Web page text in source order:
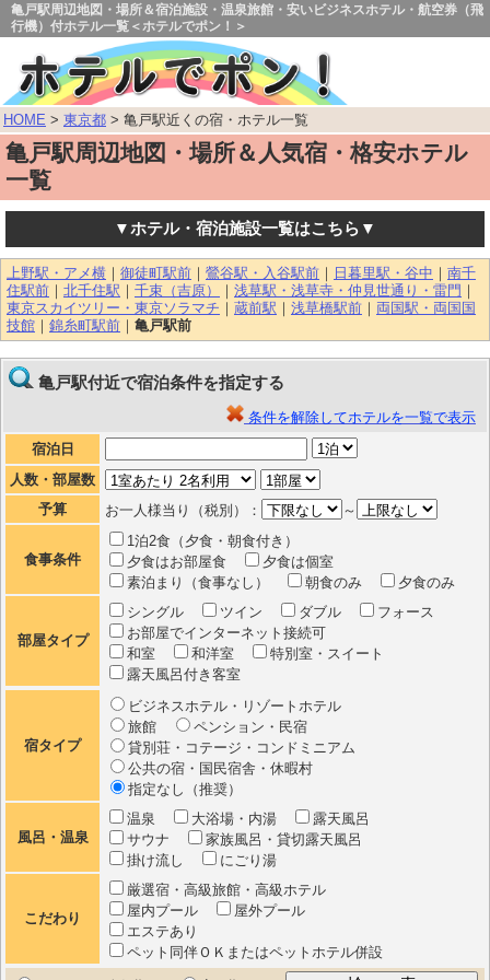
亀戸駅周辺地図・場所＆宿泊施設・温泉旅館・安いビジネスホテル・航空券（飛
行機）付ホテル一覧＜ホテルでポン！＞
HOME > 東京都 > 亀戸駅近くの宿・ホテル一覧
亀戸駅周辺地図・場所＆人気宿・格安ホテル
一覧
▼ホテル・宿泊施設一覧はこちら▼
上野駅・アメ横 ｜ 御徒町駅前 ｜ 鶯谷駅・入谷駅前 ｜ 日暮里駅・谷中 ｜ 南千
住駅前 ｜ 北千住駅 ｜ 千束（吉原） ｜ 浅草駅・浅草寺・仲見世通り・雷門 ｜
東京スカイツリー・東京ソラマチ ｜ 蔵前駅 ｜ 浅草橋駅前 ｜ 両国駅・両国国
技館 ｜ 錦糸町駅前 ｜ 亀戸駅前
亀戸駅付近で宿泊条件を指定する
条件を解除してホテルを一覧で表示
宿泊日
人数・部屋数
予算
お一人様当り（税別）： ～
食事条件
1泊2食（夕食・朝食付き）
夕食はお部屋食
夕食は個室
素泊まり（食事なし）
朝食のみ 夕食のみ
部屋タイプ
シングル ツイン ダブル
フォース
お部屋でインターネット接続可
和室
和洋室
特別室・スイート
露天風呂付き客室
宿タイプ
ビジネスホテル・リゾートホテル
旅館
ペンション・民宿
貸別荘・コテージ・コンドミニアム
公共の宿・国民宿舎・休暇村
指定なし（推奨）
風呂・温泉
温泉 大浴場・内湯
露天風呂
サウナ
家族風呂・貸切露天風呂
掛け流し
にごり湯
こだわり
厳選宿・高級旅館・高級ホテル
屋内プール
屋外プール
エステあり
ペット同伴ＯＫまたはペットホテル併設